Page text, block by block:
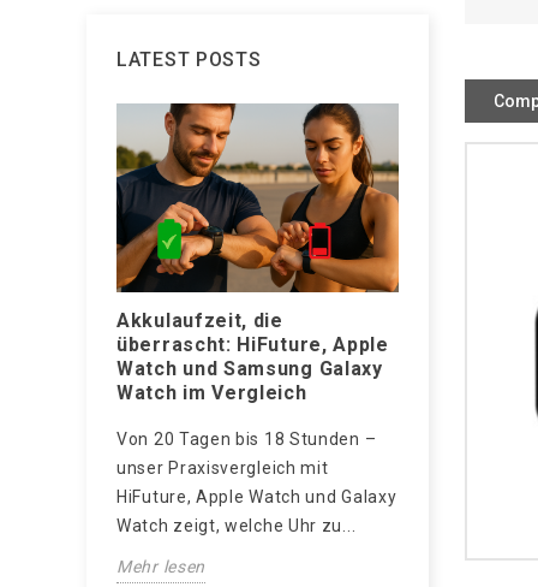
LATEST POSTS
Akkulaufzeit, die
überrascht: HiFuture, Apple
Watch und Samsung Galaxy
Watch im Vergleich
Von 20 Tagen bis 18 Stunden –
unser Praxisvergleich mit
HiFuture, Apple Watch und Galaxy
Watch zeigt, welche Uhr zu...
Mehr lesen
Nur ein